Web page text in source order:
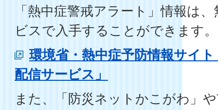
「熱中症警戒アラート」情報は
ビスで入手することができます。
環境省・熱中症予防情報サイ
配信サービス」
また、「防災ネットかこがわ」